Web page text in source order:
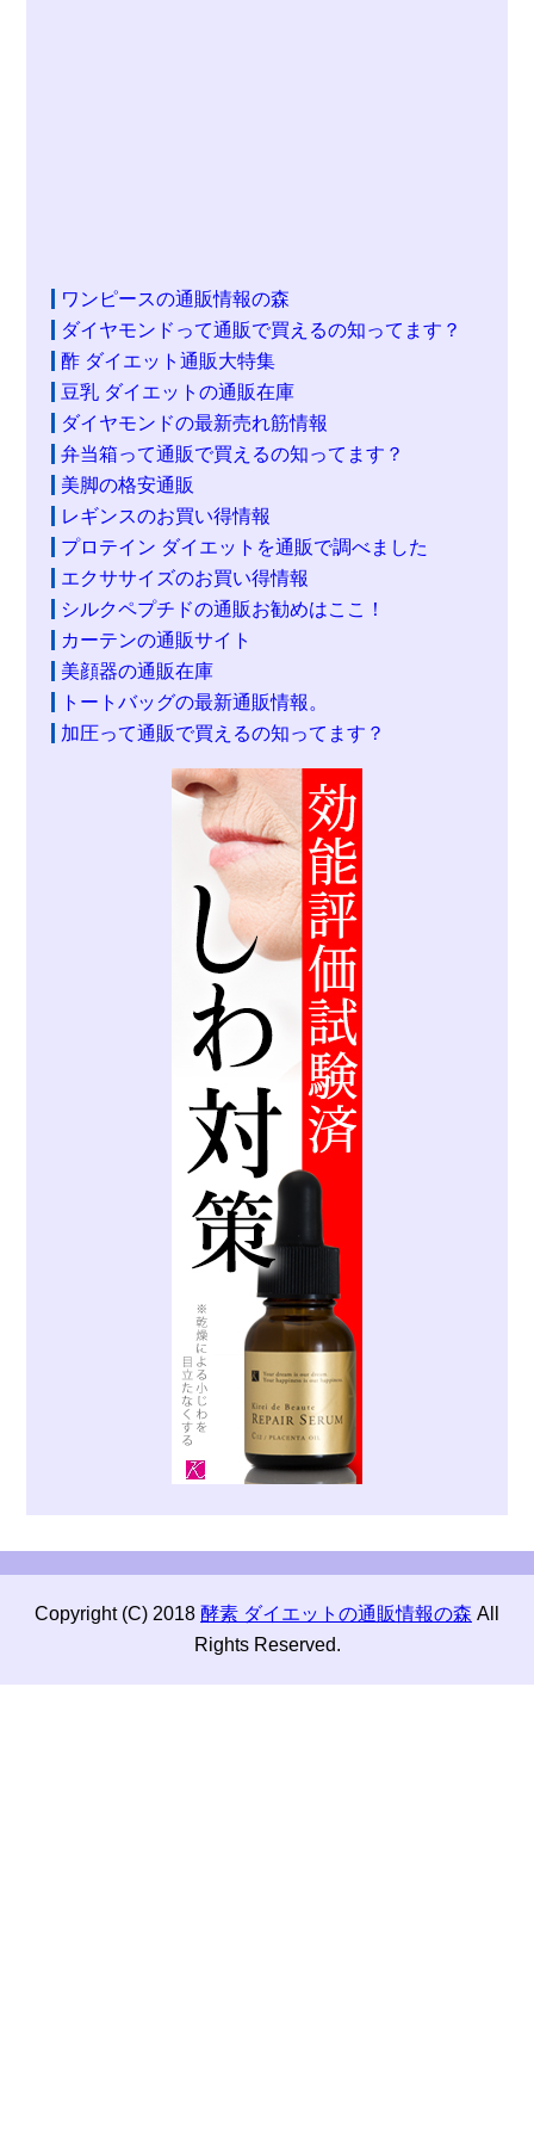
ワンピースの通販情報の森
ダイヤモンドって通販で買えるの知ってます？
酢 ダイエット通販大特集
豆乳 ダイエットの通販在庫
ダイヤモンドの最新売れ筋情報
弁当箱って通販で買えるの知ってます？
美脚の格安通販
レギンスのお買い得情報
プロテイン ダイエットを通販で調べました
エクササイズのお買い得情報
シルクペプチドの通販お勧めはここ！
カーテンの通販サイト
美顔器の通販在庫
トートバッグの最新通販情報。
加圧って通販で買えるの知ってます？
Copyright (C) 2018 酵素 ダイエットの通販情報の森 All
Rights Reserved.